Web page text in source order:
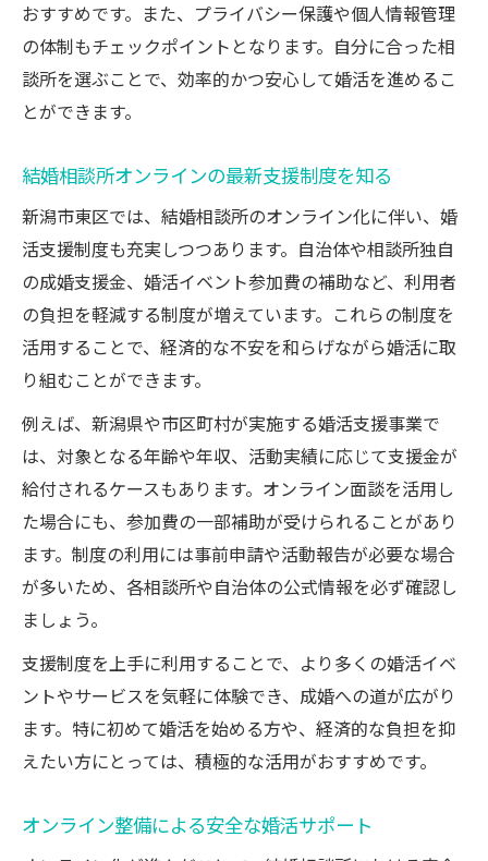
おすすめです。また、プライバシー保護や個人情報管理
の体制もチェックポイントとなります。自分に合った相
談所を選ぶことで、効率的かつ安心して婚活を進めるこ
とができます。
結婚相談所オンラインの最新支援制度を知る
新潟市東区では、結婚相談所のオンライン化に伴い、婚
活支援制度も充実しつつあります。自治体や相談所独自
の成婚支援金、婚活イベント参加費の補助など、利用者
の負担を軽減する制度が増えています。これらの制度を
活用することで、経済的な不安を和らげながら婚活に取
り組むことができます。
例えば、新潟県や市区町村が実施する婚活支援事業で
は、対象となる年齢や年収、活動実績に応じて支援金が
給付されるケースもあります。オンライン面談を活用し
た場合にも、参加費の一部補助が受けられることがあり
ます。制度の利用には事前申請や活動報告が必要な場合
が多いため、各相談所や自治体の公式情報を必ず確認し
ましょう。
支援制度を上手に利用することで、より多くの婚活イベ
ントやサービスを気軽に体験でき、成婚への道が広がり
ます。特に初めて婚活を始める方や、経済的な負担を抑
えたい方にとっては、積極的な活用がおすすめです。
オンライン整備による安全な婚活サポート